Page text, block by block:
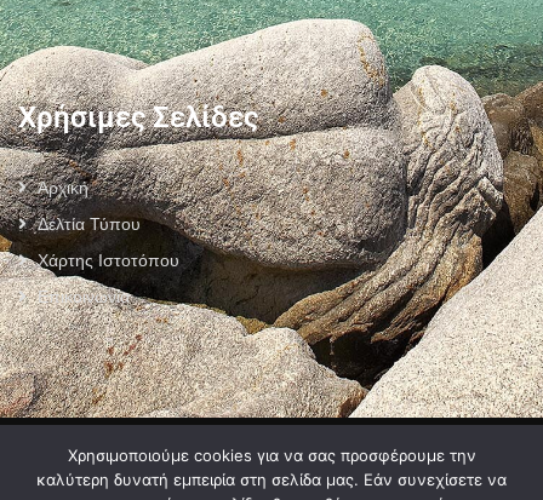
Χρήσιμες Σελίδες
Αρχική
Δελτία Τύπου
Χάρτης Ιστοτόπου
Επικοινωνία
Όροι Χρήσης
Χρησιμοποιούμε cookies για να σας προσφέρουμε την
καλύτερη δυνατή εμπειρία στη σελίδα μας. Εάν συνεχίσετε να